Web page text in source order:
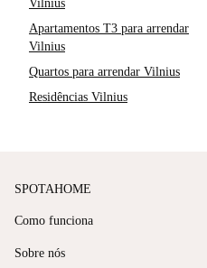
Vilnius
Apartamentos T3 para arrendar
Vilnius
Quartos para arrendar Vilnius
Residências Vilnius
SPOTAHOME
Como funciona
Sobre nós